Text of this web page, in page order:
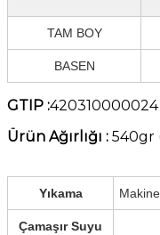
TAM BOY
BASEN
GTIP :420310000024
Ürün Ağırlığı : 540gr
Yıkama
Çamaşır Suyu